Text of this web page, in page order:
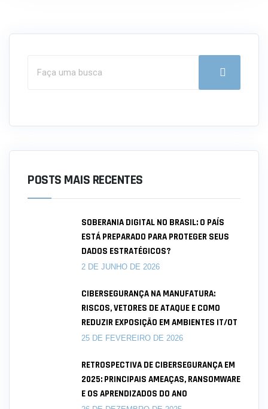
POSTS MAIS RECENTES
SOBERANIA DIGITAL NO BRASIL: O PAÍS
ESTÁ PREPARADO PARA PROTEGER SEUS
DADOS ESTRATÉGICOS?
2 DE JUNHO DE 2026
CIBERSEGURANÇA NA MANUFATURA:
RISCOS, VETORES DE ATAQUE E COMO
REDUZIR EXPOSIÇÃO EM AMBIENTES IT/OT
25 DE FEVEREIRO DE 2026
RETROSPECTIVA DE CIBERSEGURANÇA EM
2025: PRINCIPAIS AMEAÇAS, RANSOMWARE
E OS APRENDIZADOS DO ANO